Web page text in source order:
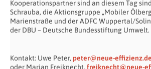
Kooperationspartner sind an diesem Tag
Schrauba, die Aktionsgruppe „Mobiler
Marienstraße und der ADFC Wuppertal/
der DBU – Deutsche Bundesstiftung Umwelt.
Kontakt: Uwe Peter, peter@neue-effizienz.de
oder Marian Freiknecht, freiknecht@neue-